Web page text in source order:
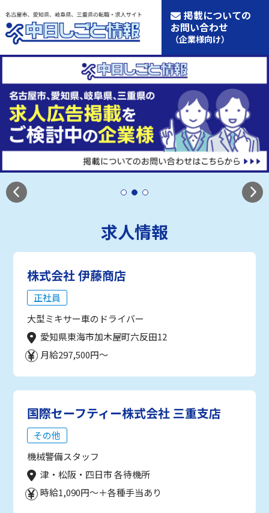
掲載についての
お問い合わせ
（企業様向け）
求人情報
株式会社 伊藤商店
正社員
大型ミキサー車のドライバー
愛知県東海市加木屋町六反田12
月給297,500円～
国際セーフティー株式会社 三重支店
その他
機械警備スタッフ
津・松阪・四日市 各待機所
時給1,090円～＋各種手当あり